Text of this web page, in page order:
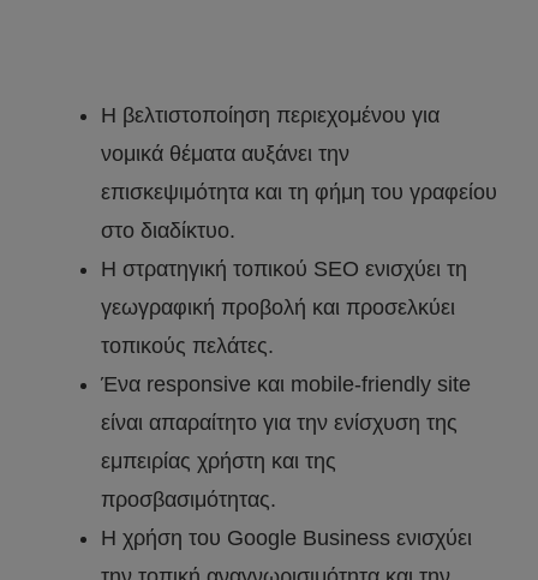
Η βελτιστοποίηση περιεχομένου για
νομικά θέματα αυξάνει την
επισκεψιμότητα και τη φήμη του γραφείου
στο διαδίκτυο.
Η στρατηγική τοπικού SEO ενισχύει τη
γεωγραφική προβολή και προσελκύει
τοπικούς πελάτες.
Ένα responsive και mobile-friendly site
είναι απαραίτητο για την ενίσχυση της
εμπειρίας χρήστη και της
προσβασιμότητας.
Η χρήση του Google Business ενισχύει